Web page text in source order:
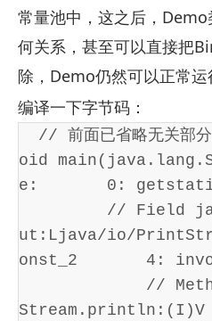
常量池中，这之后，
何关系，甚至可以直接把
除，Demo仍然可以正常运
编译一下字节码：
oid
e:       0:
// Field java/
ut:Ljava/io/
onst_2       4:
// Method